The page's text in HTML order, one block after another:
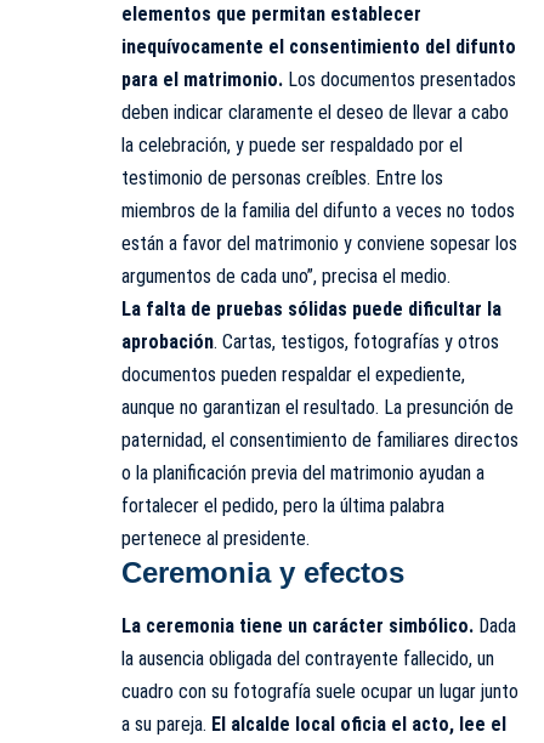
elementos que permitan establecer
inequívocamente el consentimiento del difunto
para el matrimonio. Los documentos presentados
deben indicar claramente el deseo de llevar a cabo
la celebración, y puede ser respaldado por el
testimonio de personas creíbles. Entre los
miembros de la familia del difunto a veces no todos
están a favor del matrimonio y conviene sopesar los
argumentos de cada uno”, precisa el medio.
La falta de pruebas sólidas puede dificultar la
aprobación. Cartas, testigos, fotografías y otros
documentos pueden respaldar el expediente,
aunque no garantizan el resultado. La presunción de
paternidad, el consentimiento de familiares directos
o la planificación previa del matrimonio ayudan a
fortalecer el pedido, pero la última palabra
pertenece al presidente.
Ceremonia y efectos
La ceremonia tiene un carácter simbólico. Dada
la ausencia obligada del contrayente fallecido, un
cuadro con su fotografía suele ocupar un lugar junto
a su pareja. El alcalde local oficia el acto, lee el